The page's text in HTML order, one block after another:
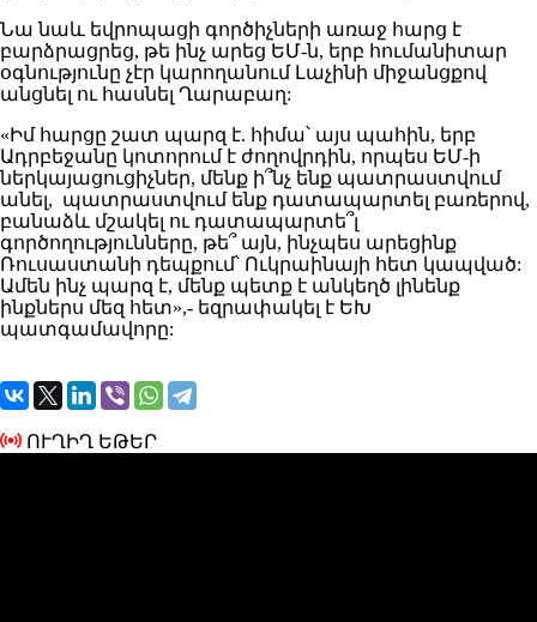
Նա նաև եվրոպացի գործիչների առաջ հարց է
բարձրացրեց, թե ինչ արեց ԵՄ-ն, երբ հումանիտար
օգնությունը չէր կարողանում Լաչինի միջանցքով
անցնել ու հասնել Ղարաբաղ:
«Իմ հարցը շատ պարզ է. հիմա՝ այս պահին, երբ
Ադրբեջանը կոտորում է ժողովրդին, որպես ԵՄ-ի
ներկայացուցիչներ, մենք ի՞նչ ենք պատրաստվում
անել, պատրաստվում ենք դատապարտել բառերով,
բանաձև մշակել ու դատապարտե՞լ
գործողությունները, թե՞ այն, ինչպես արեցինք
Ռուսաստանի դեպքում՝ Ուկրաինայի հետ կապված:
Ամեն ինչ պարզ է, մենք պետք է անկեղծ լինենք
ինքներս մեզ հետ»,- եզրափակել է ԵԽ
պատգամավորը:
ՈՒՂԻՂ ԵԹԵՐ